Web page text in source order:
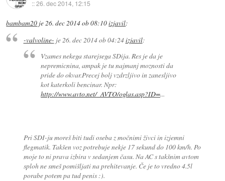
::26. dec 2014, 12:15
bambam20 je26. dec 2014 ob 08:10izjavil:
-valvoline- je 26. dec 2014 ob 04:24izjavil:
Vzames nekega starejsega SDija. Res je da je
nepremicnina, ampak je tu najmanj moznosti da
pride do okvar.Precej bolj vzdrzljivo in zanesljivo
kot katerkoli bencinar. Npr:
http://www.avto.net/_AVTO/oglas.asp?ID=...
Pri SDI-ju moreš biti tudi oseba z močnimi živci in izjemni
flegmatik. Takšen voz potrebuje nekje 17 sekund do 100 km/h. Po
moje to ni prava izbira v sedanjem času. Na AC s takšnim avtom
sploh ne smeš pomišljati na prehitevanje. Če je to vredno 4.5l
porabe potem pa tud penis :).